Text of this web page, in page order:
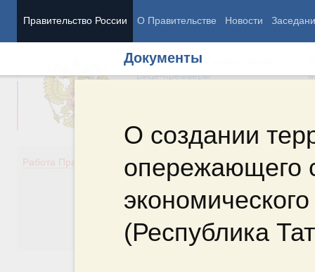
Правительство России О Правительстве Новости
Документы
О создании
опережающего
(Республика
Председатель Правительства
Вице-премьеры
Работа Правительства
Демография
Здоровье
Культура
Общество
Государство